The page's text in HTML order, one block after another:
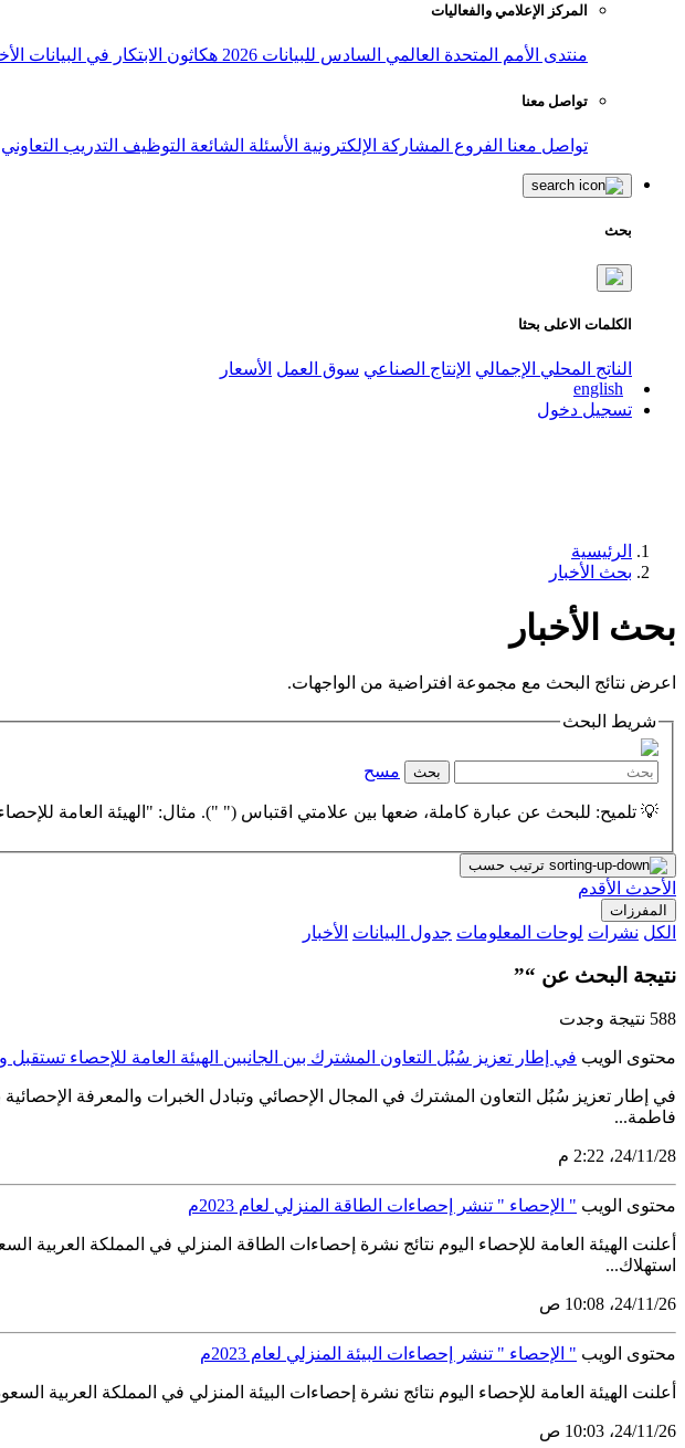
المركز الإعلامي والفعاليات
منتدى الأمم المتحدة العالمي السادس للبيانات 2026 هكاثون الابتكار في البيانات
تواصل معنا
تواصل معنا الفروع المشاركة الإلكترونية الأسئلة الشائعة التوظيف التدريب التعاوني
بحث
الكلمات الاعلى بحثا
الناتج المحلي الإجمالي الإنتاج الصناعي سوق العمل الأسعار
english
تسجيل دخول
الرئيسية
بحث الأخبار
بحث الأخبار
اعرض نتائج البحث مع مجموعة افتراضية من الواجهات.
شريط البحث
بحث مسح
💡 تلميح: للبحث عن عبارة كاملة، ضعها بين علامتي اقتباس (" "). مثال: "الهيئة العامة
ترتيب حسب
الأحدث الأقدم
المفرزات
الكل نشرات لوحات المعلومات جدول البيانات الأخبار
نتيجة البحث عن “”
588 نتيجة وجدت
محتوى الويب في إطار تعزيز سُبُل التعاون المشترك بين الجانبين الهيئة العامة للإحصاء تستقبل
في إطار تعزيز سُبُل التعاون المشترك في المجال الإحصائي وتبادل الخبرات والمعرفة الإحصائية
فاطمة...
28‏/11‏/24، 2:22 م
محتوى الويب " الإحصاء " تنشر إحصاءات الطاقة المنزلي لعام 2023م
استهلاك...
26‏/11‏/24، 10:08 ص
محتوى الويب " الإحصاء " تنشر إحصاءات البيئة المنزلي لعام 2023م
أعلنت الهيئة العامة للإحصاء اليوم نتائج نشرة إحصاءات البيئة المنزلي في المملكة العربية السعودية لعام 2023م، ووفقاً لنتائج النشرة أوضحت النتائج أن المياه المعبأة هي المصدر الرئيس
26‏/11‏/24، 10:03 ص